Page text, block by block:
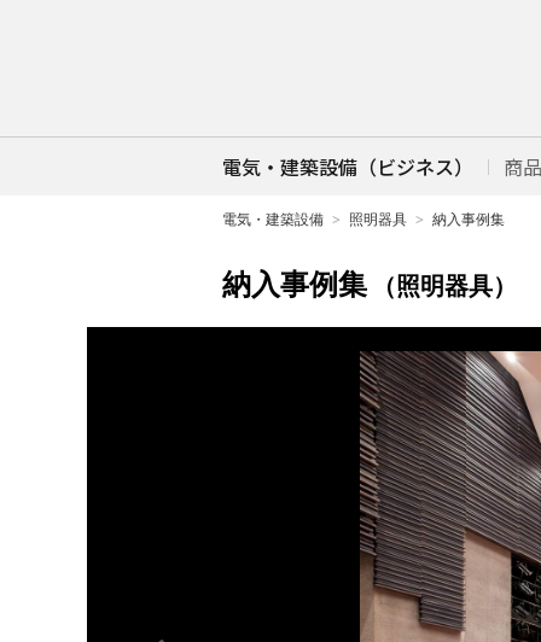
電気・建築設備（ビジネス） 商
電気・建築設備 照明器具 納入事例集
納入事例集 （照明器具）